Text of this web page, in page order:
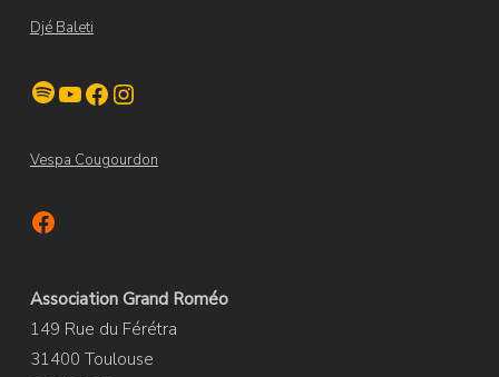
Djé Baleti
Spotify
YouTube
Facebook
Vespa Cougourdon
Association Grand Roméo
149 Rue du Férétra
31400 Toulouse